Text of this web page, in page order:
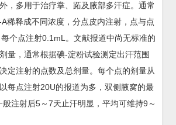
，多用于治疗掌、跖及腋部多汗症。通常
稀释成不同浓度，分点皮内注射，点与点
个点注射0.1mL。文献报道中尚无标准的
量，通常根据碘-淀粉试验测定出汗范围
定注射的点数及总剂量。每个点的剂量从
每点注射20U的报道为多，双侧腋窝的最
注射后5～7天止汗明显，平均可维持9～